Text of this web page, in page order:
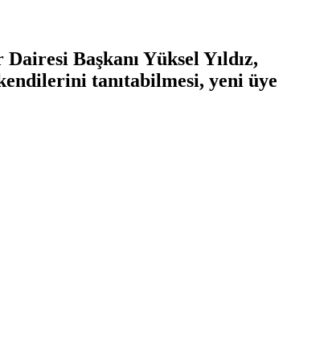
Başkanı Yüksel Yıldız,
tanıtabilmesi, yeni üye